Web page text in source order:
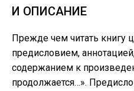
И ОПИСАНИЕ
Прежде чем читать книгу
предисловием,
содержанием к
продолжается…».